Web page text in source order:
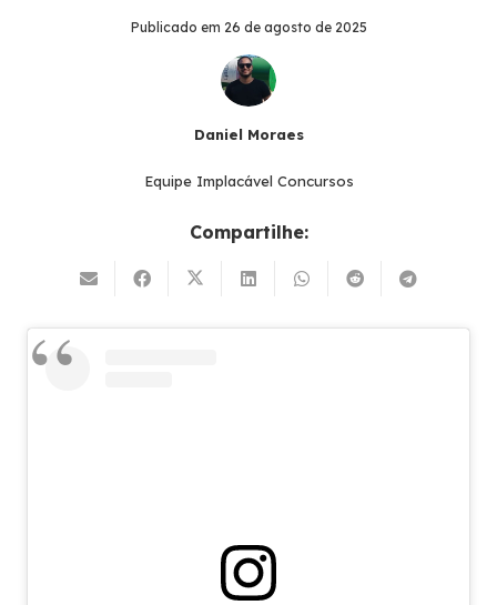
Publicado em 26 de agosto de 2025
Daniel Moraes
Equipe Implacável Concursos
Compartilhe: